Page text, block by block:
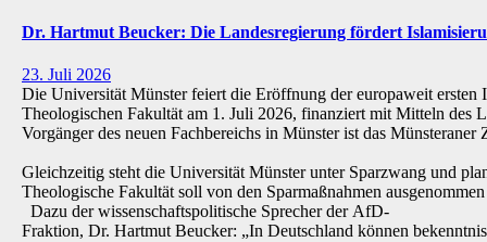
Dr. Hartmut Beucker: Die Landesregierung fördert
23. Juli 2026
Die Universität Münster feiert die Eröffnung der europaweit ersten
Theologischen Fakultät am 1. Juli 2026, finanziert mit Mitteln des
Vorgänger des neuen Fachbereichs in Münster ist das
Gleichzeitig steht die Universität Münster unter Sparzwang und
Theologische Fakultät soll von den Sparmaßnahmen
Dazu der wissenschaftspolitische Sprecher der AfD-
Fraktion, Dr. Hartmut Beucker: „In Deutschland können